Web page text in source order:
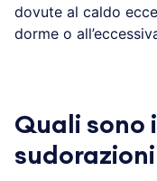
dovute al caldo
dorme o
Quali sono